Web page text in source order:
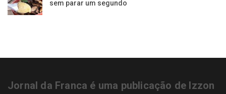
sem parar um segundo
Jornal da Franca é uma publicação de Izzon